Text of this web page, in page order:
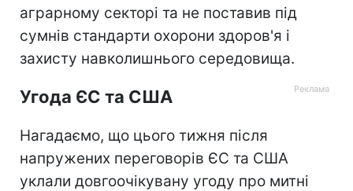
аграрному секторі та не поставив під
сумнів стандарти охорони здоров'я і
захисту навколишнього середовища.
Угода ЄС та США
Нагадаємо, що цього тижня після
напружених переговорів ЄС та США
уклали довгоочікувану угоду про митні